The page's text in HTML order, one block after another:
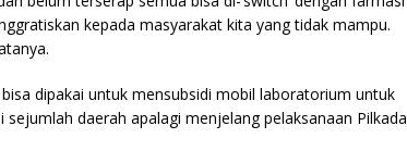
kepada masyarakat kita yang tidak mampu.
dipakai untuk mensubsidi mobil laboratorium untuk
daerah apalagi menjelang pelaksanaan Pilkada